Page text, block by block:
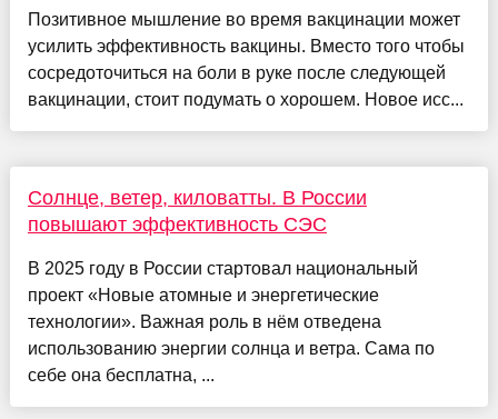
Позитивное мышление во время вакцинации может
усилить эффективность вакцины. Вместо того чтобы
сосредоточиться на боли в руке после следующей
вакцинации, стоит подумать о хорошем. Новое исс...
Солнце, ветер, киловатты. В России
повышают эффективность СЭС
В 2025 году в России стартовал национальный
проект «Новые атомные и энергетические
технологии». Важная роль в нём отведена
использованию энергии солнца и ветра. Сама по
себе она бесплатна, ...